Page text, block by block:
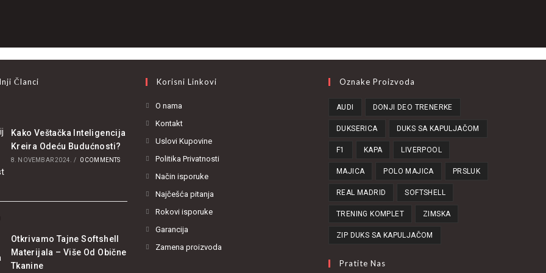
Članci
Kako Veštačka Inteligencija
Kreira Odeću Budućnosti?
8. NOVEMBAR 2024. / 0 COMMENTS
Otkrivamo Tajne Softshell
Materijala – Više Od Obične
Tkanine
Korisni Linkovi
O nama
Kontakt
Uslovi Kupovine
Politika Privatnosti
Način isporuke
Najčešća pitanja
Rokovi isporuke
Garancija
Zamena proizvoda
Oznake Proizvoda
AUDI DONJI DEO TRENERKE
DUKSERICA DUKS SA KAPULJAČOM
F1 KAPA LIVERPOOL
MAJICA POLO MAJICA PRSLUK
REAL MADRID SOFTSHELL
TRENING KOMPLET ZIMSKA
ZIP DUKS SA KAPULJAČOM
Pratite Nas